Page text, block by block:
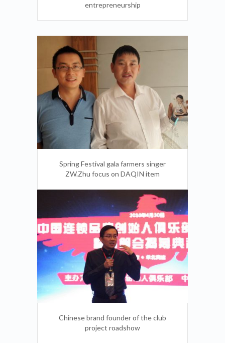
Jeff.Li support college students
entrepreneurship
Spring Festival gala farmers singer
ZW.Zhu focus on DAQIN item